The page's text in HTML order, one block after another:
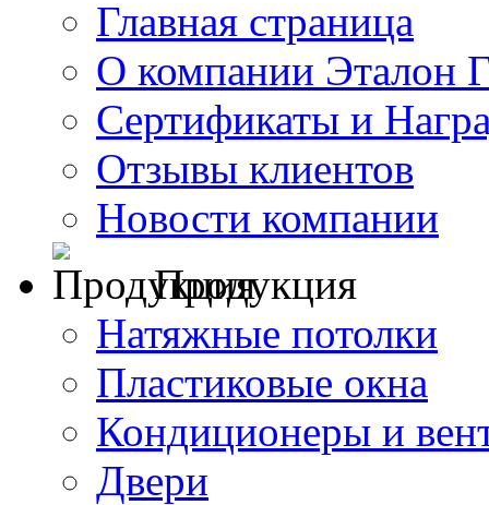
Главная страница
О компании Эталон
Сертификаты и
Отзывы клиентов
Новости компании
Продукция
Натяжные потолки
Пластиковые окна
Кондиционеры и
Двери